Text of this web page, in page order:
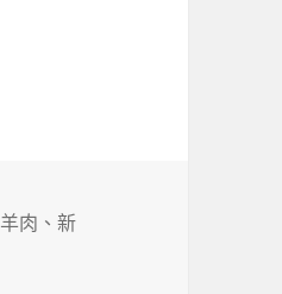
羊肉 、新